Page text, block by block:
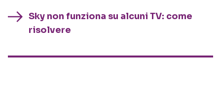
Sky non funziona su alcuni TV: come
risolvere